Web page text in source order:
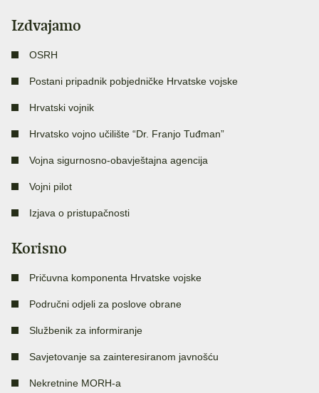
Izdvajamo
OSRH
Postani pripadnik pobjedničke Hrvatske vojske
Hrvatski vojnik
Hrvatsko vojno učilište “Dr. Franjo Tuđman”
Vojna sigurnosno-obavještajna agencija
Vojni pilot
Izjava o pristupačnosti
Korisno
Pričuvna komponenta Hrvatske vojske
Područni odjeli za poslove obrane
Službenik za informiranje
Savjetovanje sa zainteresiranom javnošću
Nekretnine MORH-a